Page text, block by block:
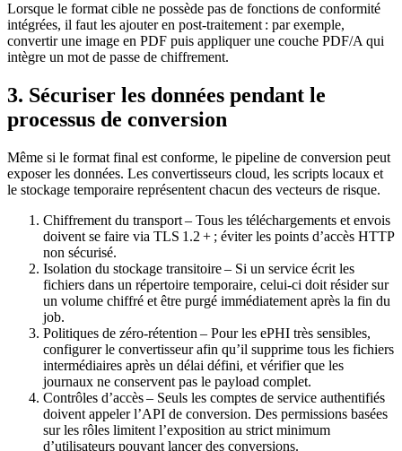
Lorsque le format cible ne possède pas de fonctions de conformité
intégrées, il faut les ajouter en post‑traitement : par exemple,
convertir une image en PDF puis appliquer une couche PDF/A qui
intègre un mot de passe de chiffrement.
3. Sécuriser les données pendant le
processus de conversion
Même si le format final est conforme, le pipeline de conversion peut
exposer les données. Les convertisseurs cloud, les scripts locaux et
le stockage temporaire représentent chacun des vecteurs de risque.
Chiffrement du transport– Tous les téléchargements et envois
doivent se faire via TLS 1.2 + ; éviter les points d’accès HTTP
non sécurisé.
Isolation du stockage transitoire– Si un service écrit les
fichiers dans un répertoire temporaire, celui‑ci doit résider sur
un volume chiffré et être purgé immédiatement après la fin du
job.
Politiques de zéro‑rétention – Pour les ePHI très sensibles,
configurer le convertisseur afin qu’il supprime tous les fichiers
intermédiaires après un délai défini, et vérifier que les
journaux ne conservent pas le payload complet.
Contrôles d’accès– Seuls les comptes de service authentifiés
doivent appeler l’API de conversion. Des permissions basées
sur les rôles limitent l’exposition au strict minimum
d’utilisateurs pouvant lancer des conversions.